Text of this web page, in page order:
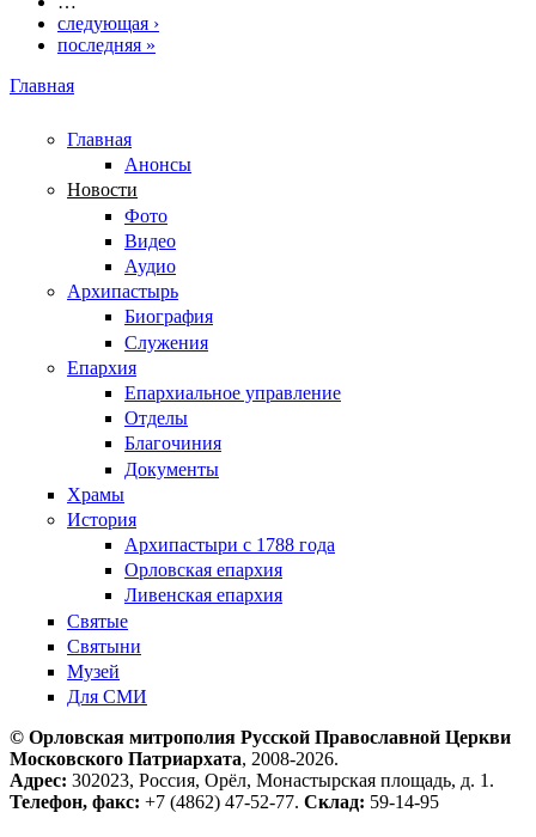
следующая ›
последняя »
Главная
Главная
Анонсы
Новости
Фото
Видео
Аудио
Архипастырь
Биография
Служения
Епархия
Епархиальное управление
Отделы
Благочиния
Документы
Храмы
История
Архипастыри с 1788 года
Орловская епархия
Ливенская епархия
Святые
Святыни
Музей
Для СМИ
© Орловская митрополия Русской Православной Церкви
Московского Патриархата, 2008-2026.
Адрес: 302023, Россия, Орёл, Монастырская площадь, д. 1.
Телефон, факс: +7 (4862) 47-52-77. Склад: 59-14-95